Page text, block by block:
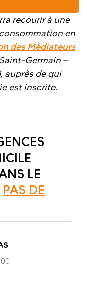
recourir à une
en
des Médiateurs
Germain –
auprès de qui
est inscrite.
LE
PAS DE